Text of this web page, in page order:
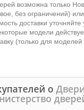
возможна только
без ограничений)
доставки
модели
(только для моделей
о